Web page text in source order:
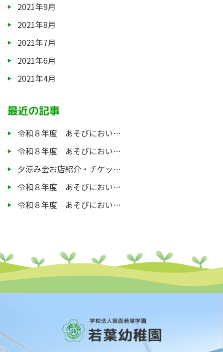
2021年9月
2021年8月
2021年7月
2021年6月
2021年4月
最近の記事
令和８年度 あそびにおい…
令和８年度 あそびにおい…
夕涼み会お店紹介・チケッ…
令和８年度 あそびにおい…
令和８年度 あそびにおい…